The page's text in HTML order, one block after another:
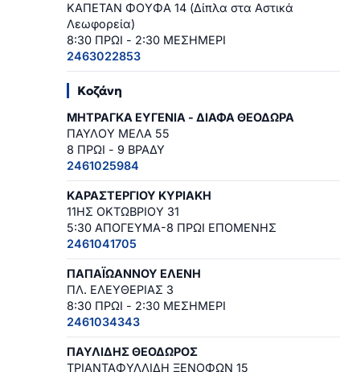
ΚΑΠΕΤΑΝ ΦΟΥΦΑ 14 (Δίπλα στα Αστικά
Λεωφορεία)
8:30 ΠΡΩΙ - 2:30 ΜΕΣΗΜΕΡΙ
2463022853
Κοζάνη
ΜΗΤΡΑΓΚΑ ΕΥΓΕΝΙΑ - ΔΙΑΦΑ ΘΕΟΔΩΡΑ
ΠΑΥΛΟΥ ΜΕΛΑ 55
8 ΠΡΩΙ - 9 ΒΡΑΔΥ
2461025984
ΚΑΡΑΣΤΕΡΓΙΟΥ ΚΥΡΙΑΚΗ
11ΗΣ ΟΚΤΩΒΡΙΟΥ 31
5:30 ΑΠΟΓΕΥΜΑ-8 ΠΡΩΙ ΕΠΟΜΕΝΗΣ
2461041705
ΠΑΠΑΪΩΑΝΝΟΥ ΕΛΕΝΗ
ΠΛ. ΕΛΕΥΘΕΡΙΑΣ 3
8:30 ΠΡΩΙ - 2:30 ΜΕΣΗΜΕΡΙ
2461034343
ΠΑΥΛΙΔΗΣ ΘΕΟΔΩΡΟΣ
ΤΡΙΑΝΤΑΦΥΛΛΙΔΗ ΞΕΝΟΦΩΝ 15